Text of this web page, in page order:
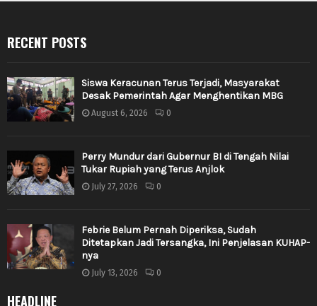
RECENT POSTS
Siswa Keracunan Terus Terjadi, Masyarakat
Desak Pemerintah Agar Menghentikan MBG
August 6, 2026 0
Perry Mundur dari Gubernur BI di Tengah Nilai
Tukar Rupiah yang Terus Anjlok
July 27, 2026 0
Febrie Belum Pernah Diperiksa, Sudah
Ditetapkan Jadi Tersangka, Ini Penjelasan KUHAP-
nya
July 13, 2026 0
HEADLINE